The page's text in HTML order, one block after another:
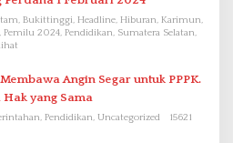
Bukittinggi, Headline, Hiburan, Karimun,
Pemilu 2024, Pendidikan, Sumatera Selatan,
Angin Segar untuk PPPK.
Hak yang Sama
Pendidikan, Uncategorized
15621